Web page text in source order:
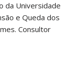
da Universidade
e Queda dos
Consultor